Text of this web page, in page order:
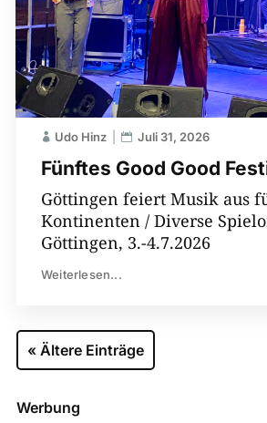
Fünftes Good Good
Udo Hinz Juli 31, 2026
Göttingen feiert Musik aus
Kontinenten / Diverse
Göttingen, 3.-4.7.2026
Weiterlesen...
« Ältere Einträge
Werbung